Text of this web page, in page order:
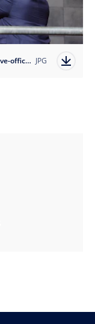
1760968222-ruben-a-rodriguez-chief-executive-officer-of-msc-group-cruise-division-north-america-presented-the-constructor-s-trophy-in-austin-2025?auto=format JPG